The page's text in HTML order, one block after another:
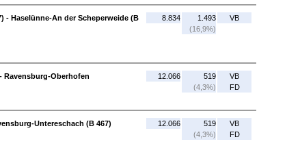
- Haselünne-An der Scheperweide (B
8.834
1.493
(16,9%)
VB
Ravensburg-Oberhofen
12.066
519
(4,3%)
VB
FD
Untereschach (B 467)
12.066
519
(4,3%)
VB
FD